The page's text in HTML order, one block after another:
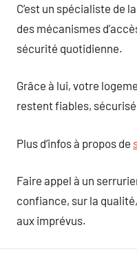
C’est un spécialiste de
des mécanismes
sécurité quotidienne.
Grâce à lui, votre
restent fiables,
Plus d’infos à propos de
Faire appel à un
confiance, sur la
aux imprévus.